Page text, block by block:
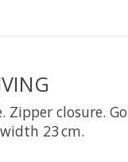
Zipper closure.
23 cm.